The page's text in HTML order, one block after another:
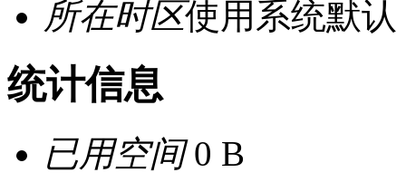
所在时区使用系统默认
统计信息
已用空间0 B